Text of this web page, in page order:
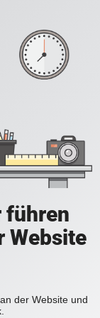
führen
Website
der Website und